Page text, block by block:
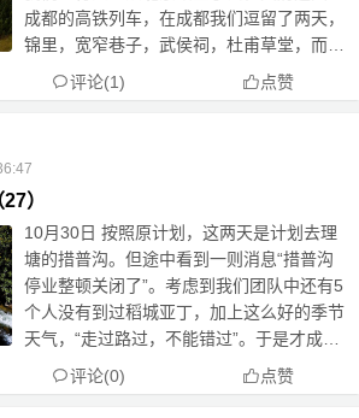
成都的高铁列车，在成都我们逗留了两天，
锦里，宽窄巷子，武侯祠，杜甫草堂，而后
我们就开始步入川西环线了， 此次环游，
我们聘请了一位四川专职司机为我们做司兼
评论(1) 点赞
）
10月30日 按照原计划，这两天是计划去理
塘的措普沟。但途中看到一则消息“措普沟
停业整顿关闭了”。考虑到我们团队中还有5
个人没有到过稻城亚丁，加上这么好的季节
天气，“走过路过，不能错过”。于是才成就
了昨天那么精彩纷呈的“亚丁之旅”。 真如比
参老师为昨天的游记点评的那样： 神山召
评论(0) 点赞